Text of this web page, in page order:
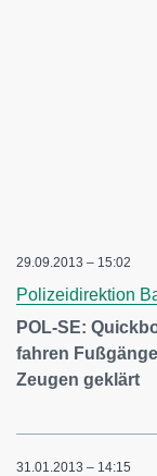
29.09.2013 – 15:02
Polizeidirektion
POL-SE:
fahren
Zeugen geklärt
31.01.2013 – 14:15